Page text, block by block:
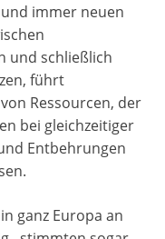
immer neuen
und schließlich
führt
Ressourcen, der
bei gleichzeitiger
Entbehrungen
ganz Europa an